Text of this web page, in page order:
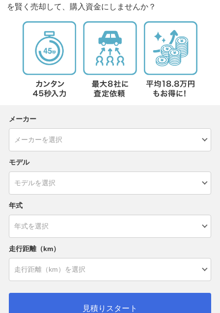
を賢く売却して、購入資金にしませんか？
メーカー
モデル
年式
走行距離（km）
見積りスタート